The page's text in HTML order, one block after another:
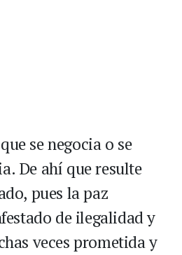
se negocia o se
De ahí que resulte
pues la paz
de ilegalidad y
veces prometida y